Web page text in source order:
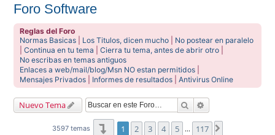
Foro Software
Reglas del Foro
Normas Basicas
Los Titulos, dicen mucho
No postear en paralelo
|Continua en tu tema |Cierra tu tema, antes de abrir otro
No escribas en temas antiguos
Enlaces a web/mail/blog/Msn NO estan permitidos
Mensajes Privados
Informes de resultados |Antivirus Online
Nuevo Tema Buscar
3597 temas Página1de117
1 2 3 4 5 … 117